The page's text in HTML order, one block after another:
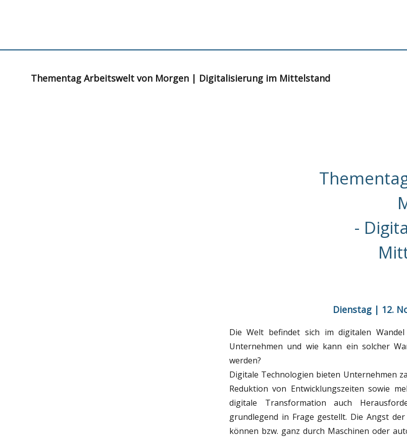
Thementag Arbeitswelt von Morgen | Digitalisierung im Mittelstand
-
Dienstag | 12.
Die Welt befindet sich im digitalen
Unternehmen und wie kann ein solcher
werden?
Digitale Technologien bieten Unternehmen
Reduktion von Entwicklungszeiten sowie
digitale Transformation auch
grundlegend in Frage gestellt. Die Angst
können bzw. ganz durch Maschinen oder